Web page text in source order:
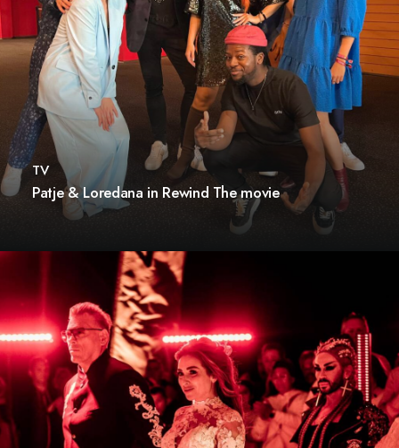
TV
Patje & Loredana in Rewind The movie